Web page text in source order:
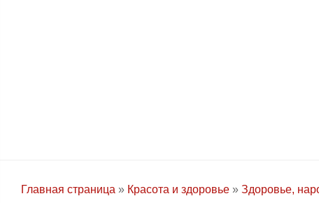
Главная страница » Красота и здоровье » Здоровье,